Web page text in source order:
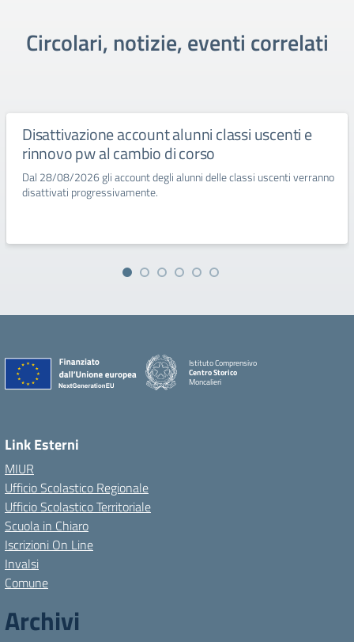
Circolari, notizie, eventi correlati
Disattivazione account alunni classi uscenti e
rinnovo pw al cambio di corso
Dal 28/08/2026 gli account degli alunni delle classi uscenti verranno
disattivati progressivamente.
Istituto Comprensivo
Centro Storico
Moncalieri
Link Esterni
MIUR
Ufficio Scolastico Regionale
Ufficio Scolastico Territoriale
Scuola in Chiaro
Iscrizioni On Line
Invalsi
Comune
Archivi